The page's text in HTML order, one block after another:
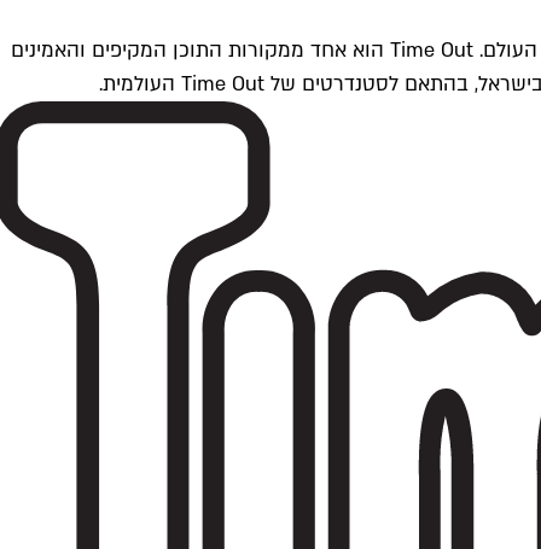
Time Outתל אביב הוא חלק מרשת Time Out Global — רשת מדיה בינלאומית הפועלת ב-360 ערים מרכזיות וב-60 מדינות ברחבי העולם. Time Out הוא אחד ממקורות התוכן המקיפים והאמינים